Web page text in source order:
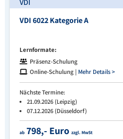
VDI
VDI 6022 Kategorie A
Lernformate:
Präsenz-Schulung
Online-Schulung | Mehr Details >
Nächste Termine:
21.09.2026 (Leipzig)
07.12.2026 (Düsseldorf)
ab 798,- Euro zzgl. MwSt